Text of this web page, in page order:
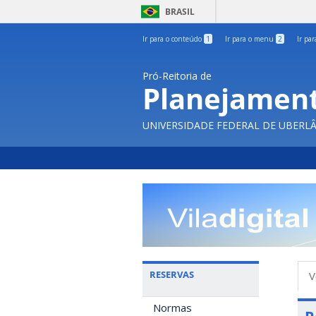
BRASIL
Ir para o conteúdo 1 Ir para o menu 2 Ir
Pró-Reitoria de
UNIVERSIDADE FEDERAL DE
RESERVAS
Normas